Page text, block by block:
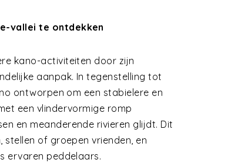
vallei te ontdekken
kano-activiteiten door zijn
aanpak. In tegenstelling tot
ontworpen om een stabielere en
een vlindervormige romp
en meanderende rivieren glijdt. Dit
of groepen vrienden, en
ervaren peddelaars.